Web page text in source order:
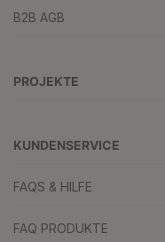
B2B AGB
PROJEKTE
KUNDENSERVICE
FAQS & HILFE
FAQ PRODUKTE